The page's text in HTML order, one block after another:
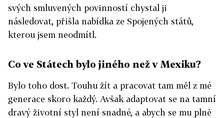
svých smluvených povinností chystal ji
následovat, přišla nabídka ze Spojených států,
kterou jsem neodmítl.
Co ve Státech bylo jiného než v Mexiku?
Bylo toho dost. Touhu žít a pracovat tam měl z mé
generace skoro každý. Avšak adaptovat se na tamní
dravý životní styl není snadné, a abych se mu plně